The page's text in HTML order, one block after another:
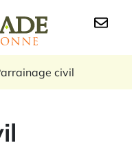
Grenade sur
civil